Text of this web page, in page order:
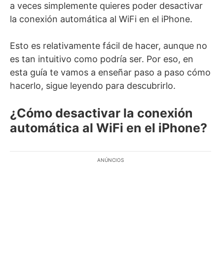
a veces simplemente quieres poder desactivar
la conexión automática al WiFi en el iPhone.
Esto es relativamente fácil de hacer, aunque no
es tan intuitivo como podría ser. Por eso, en
esta guía te vamos a enseñar paso a paso cómo
hacerlo, sigue leyendo para descubrirlo.
¿Cómo desactivar la conexión
automática al WiFi en el iPhone?
ANÚNCIOS